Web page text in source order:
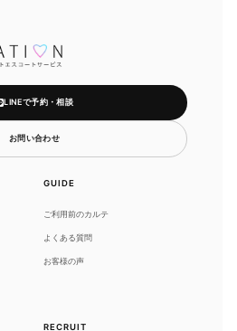
LINEで予約・相談
お問い合わせ
GUIDE
ご利用前のカルテ
よくある質問
お客様の声
RECRUIT